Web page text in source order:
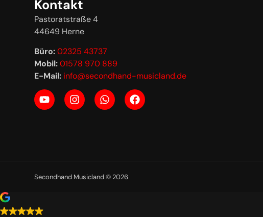
Kontakt
Pastoratstraße 4
44649 Herne
Büro:02325 43737
Mobil:01578 970 889
E-Mail: info@secondhand-musicland.de
Secondhand Musicland © 2026